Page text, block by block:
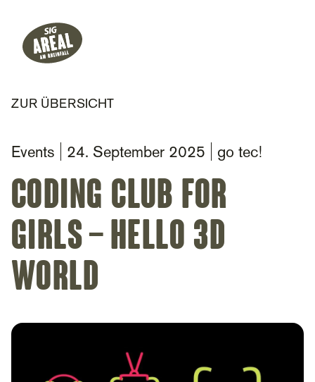
Header
SIG Gemeinnützige Stiftung
Hauptnavigation
ZUR ÜBERSICHT
Events 24. September 2025 go tec!
Coding Club for
Girls – Hello 3D
World